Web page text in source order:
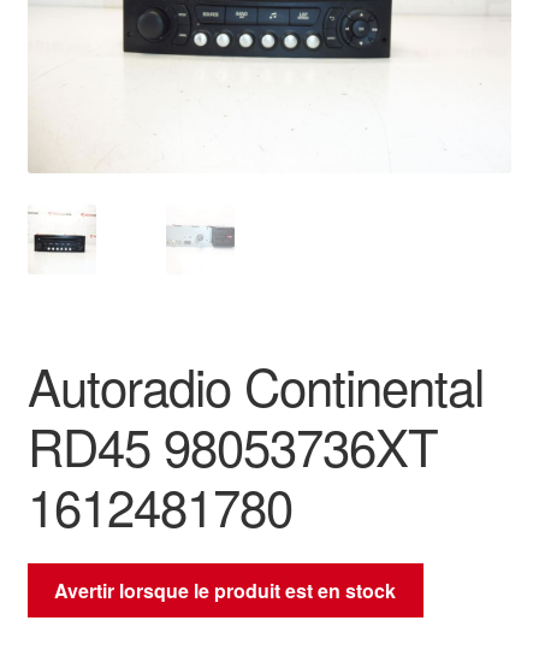
Politique de confidentialité
Procédure de Réclamation
Autoradio Continental
RD45 98053736XT
1612481780
Avertir lorsque le produit est en stock